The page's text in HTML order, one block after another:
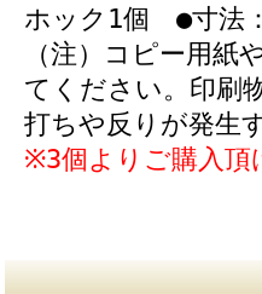
ホック1個 ●寸法
（注）コピー用
てください。印刷
打ちや反りが発生
※3個よりご購入頂